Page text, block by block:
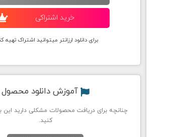
خريد اشتراکی
برای دانلود ارزانتر میتوانید اشتراک تهیه
آموزش دانلود محصول
چنانچه برای دریافت محصولات مشکلی دارید
کنید.